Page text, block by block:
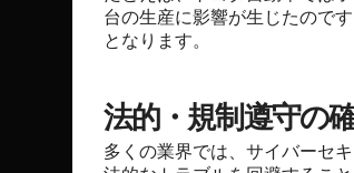
台の生産に影響が生じたので
となります。
法的・規制遵守の
多くの業界では、サイバーセ